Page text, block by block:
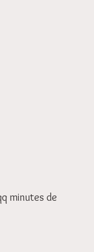
minutes de